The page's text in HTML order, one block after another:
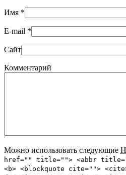
Имя *
E-mail *
Сайт
Комментарий
Можно использовать следующие
href="" title=""> <abbr
<b> <blockquote cite="">